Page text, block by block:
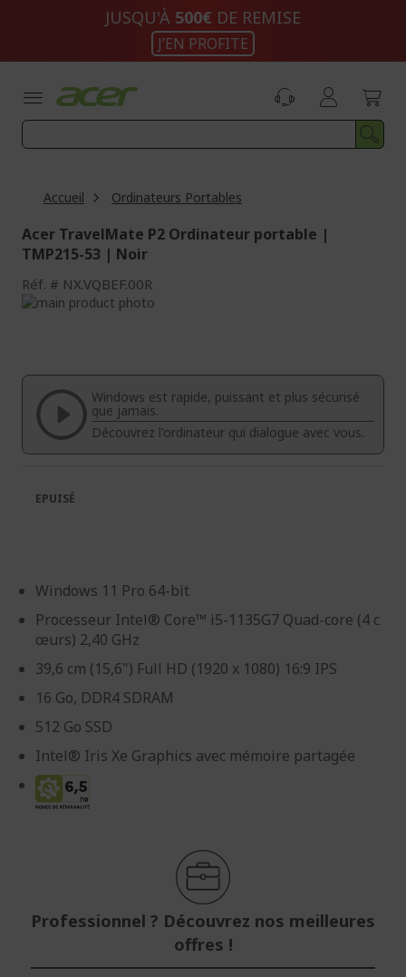
JUSQU'À 500€ DE REMISE
J’EN PROFITE
Accueil Ordinateurs Portables
Acer TravelMate P2 Ordinateur portable |
TMP215-53 | Noir
Réf. NX.VQBEF.00R
Passer
de
galerie
d’images
de
Galerie
d’images
Windows est rapide, puissant et plus sécurisé
que jamais.
Découvrez l'ordinateur qui dialogue avec vous.
Windows 11 Pro 64-bit
Processeur Intel® Core™ i5-1135G7 Quad-core (4 c
œurs) 2,40 GHz
39,6 cm (15,6") Full HD (1920 x 1080) 16:9 IPS
16 Go, DDR4 SDRAM
512 Go SSD
Intel® Iris Xe Graphics avec mémoire partagée
Professionnel ? Découvrez nos meilleures
offres !
EPUISÉ